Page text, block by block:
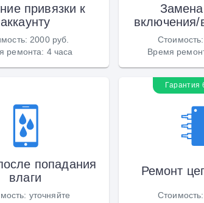
привязки к
аккаунту
: 2000 руб.
ремонта: 4 часа
Стоимость:
Время
попадания
влаги
: уточняйте
Гарантия
Ремонт
Стоимость: